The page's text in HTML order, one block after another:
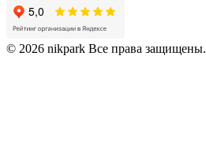
© 2026 nikpark Все права защищены.